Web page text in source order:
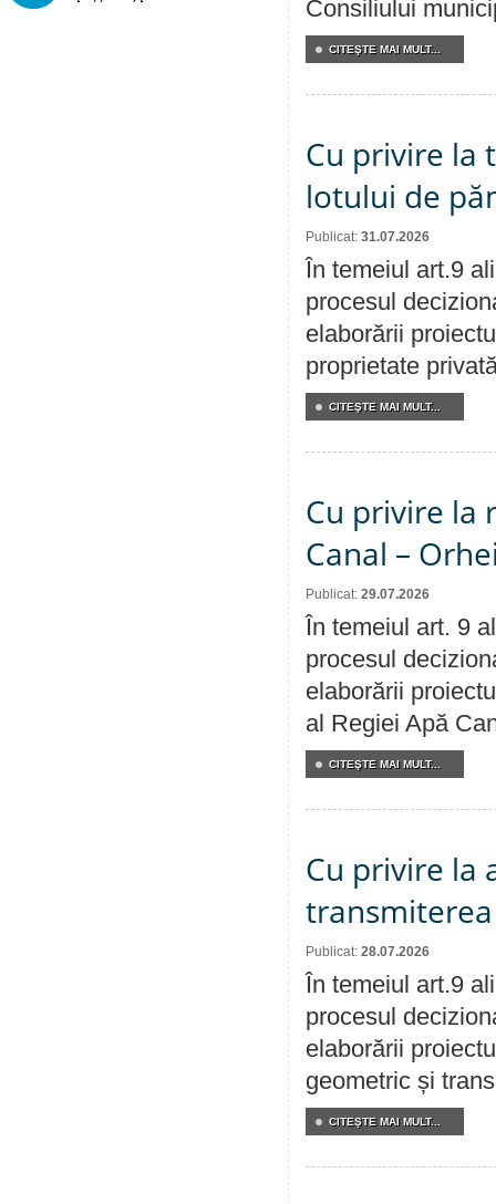
Consiliului
CITEŞTE MAI MULT...
Cu privire la
lotului de
Publicat: 31.07.2026
În temeiul art.9
procesul
elaborării
proprietate
CITEŞTE MAI MULT...
Cu privire la
Canal –
Publicat: 29.07.2026
În temeiul art. 9
procesul
elaborării
al Regiei Apă
CITEŞTE MAI MULT...
Cu privire la
Publicat: 28.07.2026
În temeiul art.9
procesul
elaborării
geometric și
CITEŞTE MAI MULT...